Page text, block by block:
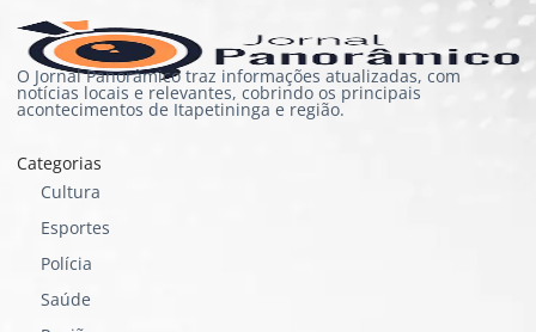
O Jornal Panorâmico traz informações atualizadas, com
notícias locais e relevantes, cobrindo os principais
acontecimentos de Itapetininga e região.
Categorias
Cultura
Esportes
Polícia
Saúde